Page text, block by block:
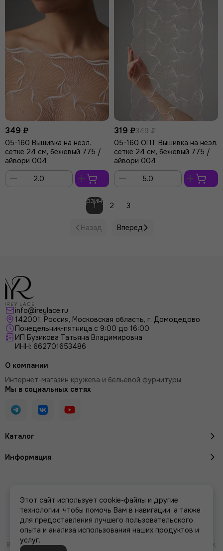
349 ₽
05-160 Вышивка на неэл.
сетке 24 см, бежевый 775 /
айвори 004
корзину
319 ₽349 ₽
05-160 ОПТ Вышивка на неэл.
сетке 24 см, бежевый 775 /
айвори 004
Назад
1 2 3
Вперед
info@ireylace.ru
142001 , Россия, Московская область, г. Домодедово
Понедельник-пятница с 9:00 до 16:00
ИП Бузикова Татьяна Владимировна
ИНН: 662701653486
Каталог
Информация
О компании
Интернет-магазин кружева и бельевой фурнитуры
Мы в социальных сетях
2026 © Кружево и бельевая фурнитура IreyLace.Карта сайта
Сделано вMOSK.STUDIO для платформыInSales
Вся представленная на сайте информация, касающаяся характеристик,
Этот сайт использует cookie-файлы и другие
технологии, чтобы помочь Вам в навигации, а также
для предоставления лучшего пользовательского
опыта и анализа использования наших продуктов и
услуг.